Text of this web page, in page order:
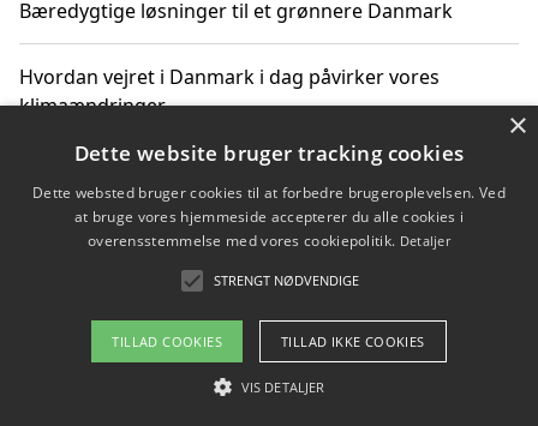
Bæredygtige løsninger til et grønnere Danmark
Hvordan vejret i Danmark i dag påvirker vores
klimaændringer
Hvordan klimaændringer påvirker danske unges
gaveønsker
Om / kontakt
Blog Betingelser
×
Dette website bruger tracking cookies
Dette websted bruger cookies til at forbedre brugeroplevelsen. Ved
at bruge vores hjemmeside accepterer du alle cookies i
overensstemmelse med vores cookiepolitik. Detaljer
STRENGT NØDVENDIGE
TILLAD COOKIES TILLAD IKKE COOKIES
VIS DETALJER